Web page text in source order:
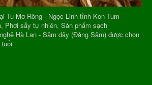
Tu Mơ Rông - Ngọc Linh tỉnh Kon Tum
Phơi sấy tự nhiên, Sản phẩm sạch
Hà Lan - Sâm dây (Đảng Sâm) được chọn